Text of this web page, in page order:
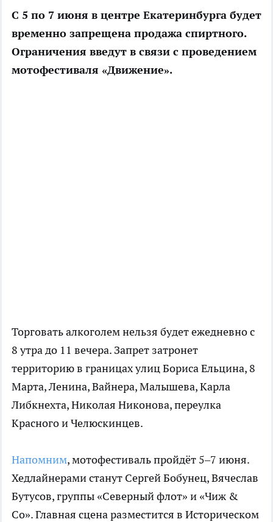
С 5 по 7 июня в центре Екатеринбурга будет
временно запрещена продажа спиртного.
Ограничения введут в связи с проведением
мотофестиваля «Движение».
Торговать алкоголем нельзя будет ежедневно с
8 утра до 11 вечера. Запрет затронет
территорию в границах улиц Бориса Ельцина, 8
Марта, Ленина, Вайнера, Малышева, Карла
Либкнехта, Николая Никонова, переулка
Красного и Челюскинцев.
Напомним, мотофестиваль пройдёт 5–7 июня.
Хедлайнерами станут Сергей Бобунец, Вячеслав
Бутусов, группы «Северный флот» и «Чиж &
Co». Главная сцена разместится в Историческом